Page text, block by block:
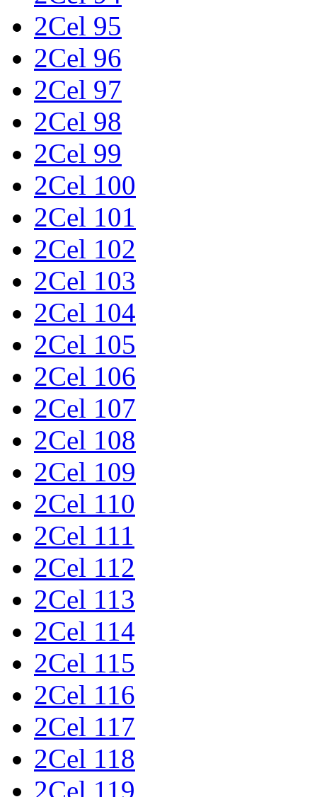
2Cel 95
2Cel 96
2Cel 97
2Cel 98
2Cel 99
2Cel 100
2Cel 101
2Cel 102
2Cel 103
2Cel 104
2Cel 105
2Cel 106
2Cel 107
2Cel 108
2Cel 109
2Cel 110
2Cel 111
2Cel 112
2Cel 113
2Cel 114
2Cel 115
2Cel 116
2Cel 117
2Cel 118
2Cel 119